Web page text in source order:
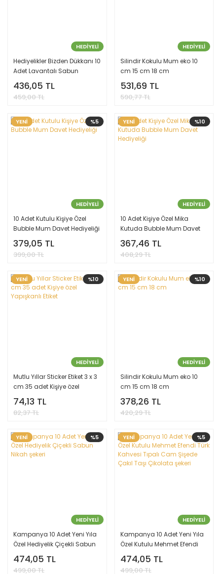
HEDİYELİ
Hediyelikler Bizden Dükkanı 10
Adet Lavantalı Sabun
İsimlikli Kuru Çiçekli Nikah
Hediyesi
436,05 TL
459,00 TL
HEDİYELİ
Silindir Kokulu Mum eko 10
cm 15 cm 18 cm
531,69 TL
590,77 TL
%5
YENİ
HEDİYELİ
10 Adet Kutulu Kişiye Özel
Bubble Mum Davet Hediyeliği
379,05 TL
399,00 TL
%10
YENİ
HEDİYELİ
10 Adet Kişiye Özel Mika
Kutuda Bubble Mum Davet
Hediyeliği
367,46 TL
408,29 TL
%10
YENİ
HEDİYELİ
Mutlu Yıllar Sticker Etiket 3 x 3
cm 35 adet Kişiye özel
Yapışkanlı Etiket
74,13 TL
82,37 TL
%10
YENİ
HEDİYELİ
Silindir Kokulu Mum eko 10
cm 15 cm 18 cm
378,26 TL
420,29 TL
%5
YENİ
HEDİYELİ
Kampanya 10 Adet Yeni Yıla
Özel Hediyelik Çiçekli Sabun
Nikah şekeri
474,05 TL
499,00 TL
%5
YENİ
HEDİYELİ
Kampanya 10 Adet Yeni Yıla
Özel Kutulu Mehmet Efendi
Türk Kahvesi Tıpalı Cam
Şişede Çakıl Taşı Çikolata
474,05 TL
499,00 TL